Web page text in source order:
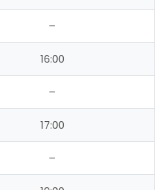
–
16:00
–
17:00
–